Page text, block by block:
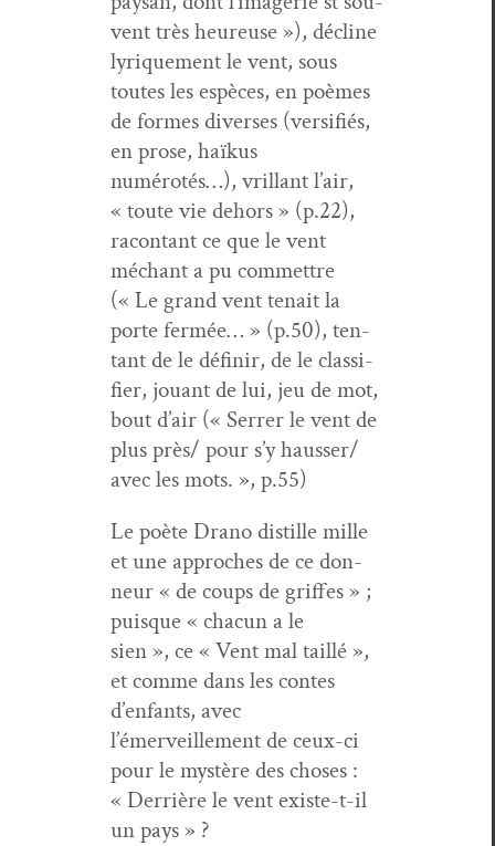
vent très heureuse »), décline
lyrique­ment le vent, sous
toutes les espèces, en poèmes
de formes divers­es (ver­si­fiés,
en prose, haïkus
numérotés…), vril­lant l’air,
« toute vie dehors » (p.22),
racon­tant ce que le vent
méchant a pu com­met­tre
(« Le grand vent tenait la
porte fer­mée… » (p.50), ten­
tant de le définir, de le clas­si­
fi­er, jouant de lui, jeu de mot,
bout d’air (« Ser­rer le vent de
plus près/ pour s’y hausser/
avec les mots. », p.55)
Le poète Dra­no dis­tille mille
et une approches de ce don­
neur « de coups de griffes » ;
puisque « cha­cun a le
sien », ce « Vent mal tail­lé »,
et comme dans les con­tes
d’enfants, avec
l’émerveillement de ceux-ci
pour le mys­tère des choses :
« Der­rière le vent existe-t-il
un pays » ?